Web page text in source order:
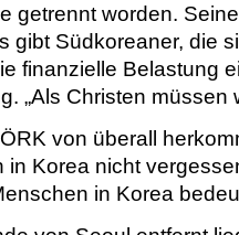
getrennt worden.
gibt Südkoreaner, die
finanzielle Belastung
„Als Christen
von überall
in Korea nicht
in Korea